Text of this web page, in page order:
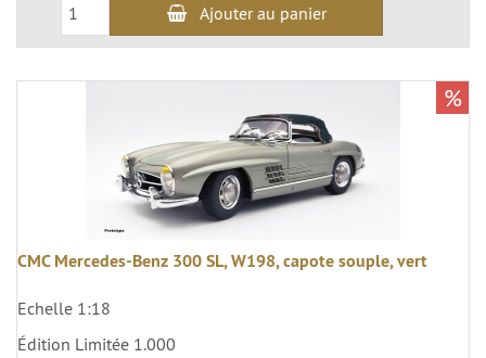
Ajouter au panier
CMC Mercedes-Benz 300 SL, W198, capote souple, vert
Echelle 1:18
Édition Limitée 1.000
%